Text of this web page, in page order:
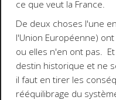
ce que veut la France.
De deux choses l'une
l'Union Européenne)
ou elles n'en ont pas.
destin historique et ne
il faut en tirer les
rééquilibrage du